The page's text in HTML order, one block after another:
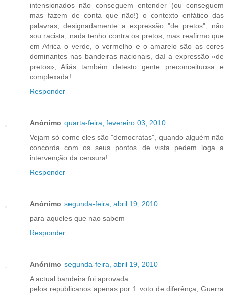
intensionados não conseguem entender (ou conseguem
mas fazem de conta que não!) o contexto enfático das
palavras, designadamente a expressão "de pretos", não
sou racista, nada tenho contra os pretos, mas reafirmo que
em Africa o verde, o vermelho e o amarelo são as cores
dominantes nas bandeiras nacionais, daí a expressão «de
pretos», Aliás também detesto gente preconceituosa e
complexada!...
Responder
Anónimo quarta-feira, fevereiro 03, 2010
Vejam só come eles são "democratas", quando alguém não
concorda com os seus pontos de vista pedem loga a
intervenção da censura!...
Responder
Anónimo segunda-feira, abril 19, 2010
para aqueles que nao sabem
Responder
Anónimo segunda-feira, abril 19, 2010
A actual bandeira foi aprovada
pelos republicanos apenas por 1 voto de diferênça, Guerra